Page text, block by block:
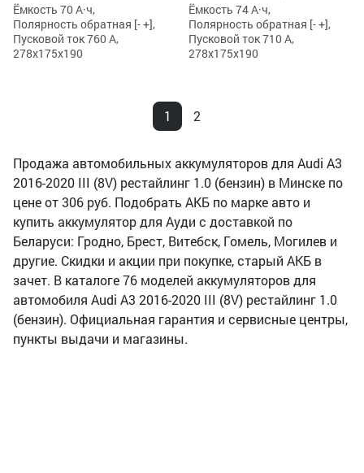
Ёмкость 70 А·ч,
Полярность обратная [- +],
Пусковой ток 760 А,
278x175x190
Ёмкость 74 А·ч,
Полярность обратная [- +],
Пусковой ток 710 А,
278x175x190
1 2
Продажа автомобильных аккумуляторов для Audi A3
2016-2020 III (8V) рестайлинг 1.0 (бензин) в Минске по
цене от 306 руб. Подобрать АКБ по марке авто и
купить аккумулятор для Ауди с доставкой по
Беларуси: Гродно, Брест, Витебск, Гомель, Могилев и
другие. Скидки и акции при покупке, старый АКБ в
зачет. В каталоге 76 моделей аккумуляторов для
автомобиля Audi A3 2016-2020 III (8V) рестайлинг 1.0
(бензин). Официальная гарантия и сервисные центры,
пункты выдачи и магазины.